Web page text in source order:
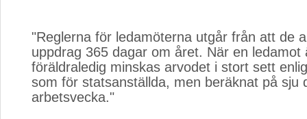
"Reglerna för ledamöterna utgår från att de
uppdrag 365 dagar om året. När en ledamot
föräldraledig minskas arvodet i stort sett
som för statsanställda, men beräknat på sju
arbetsvecka."